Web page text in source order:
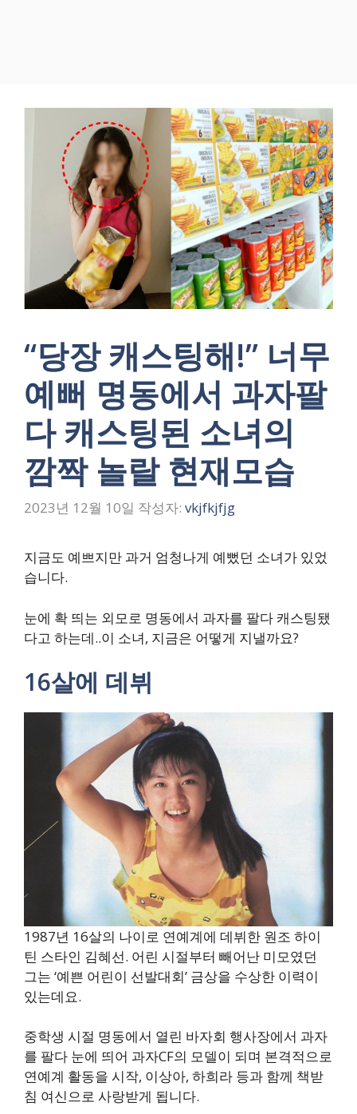
“당장 캐스팅해!” 너무
예뻐 명동에서 과자팔
다 캐스팅된 소녀의
깜짝 놀랄 현재모습
2023년 12월 10일 작성자: vkjfkjfjg
지금도 예쁘지만 과거 엄청나게 예뻤던 소녀가 있었
습니다.
눈에 확 띄는 외모로 명동에서 과자를 팔다 캐스팅됐
다고 하는데..이 소녀, 지금은 어떻게 지낼까요?
16살에 데뷔
1987년 16살의 나이로 연예계에 데뷔한 원조 하이
틴 스타인 김혜선. 어린 시절부터 빼어난 미모였던
그는 ‘예쁜 어린이 선발대회’ 금상을 수상한 이력이
있는데요.
중학생 시절 명동에서 열린 바자회 행사장에서 과자
를 팔다 눈에 띄어 과자CF의 모델이 되며 본격적으로
연예계 활동을 시작, 이상아, 하희라 등과 함께 책받
침 여신으로 사랑받게 됩니다.